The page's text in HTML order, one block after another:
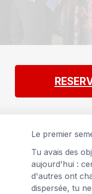
Le premier
Tu avais des
aujourd'hui : c
d'autres ont
dispersée, tu